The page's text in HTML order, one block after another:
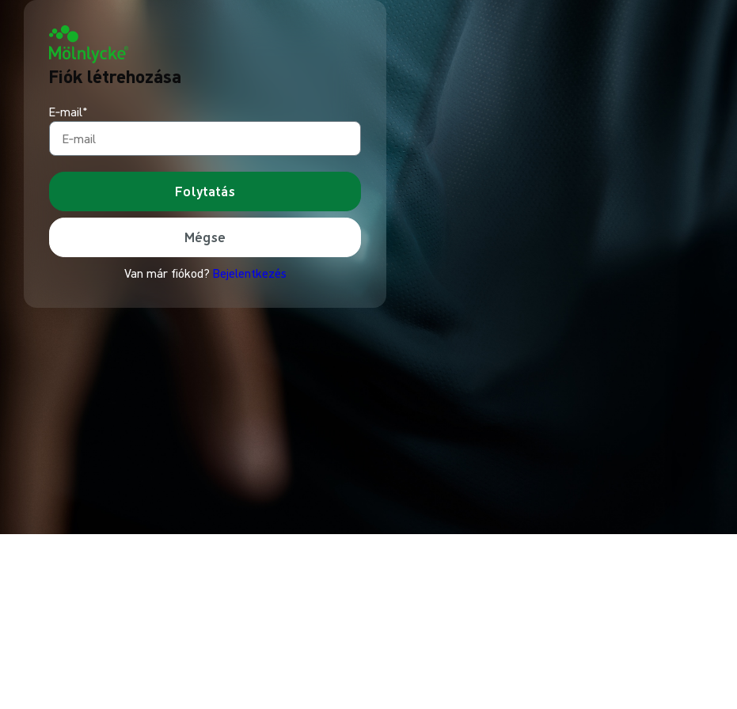
Fiók létrehozása
E‑mail*
Folytatás
Mégse
Van már fiókod? Bejelentkezés